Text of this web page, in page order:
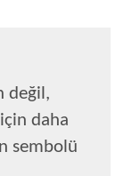
değil,
daha
sembolü